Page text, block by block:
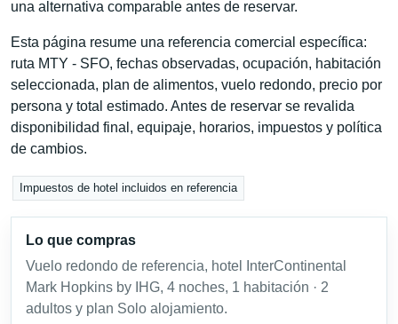
una alternativa comparable antes de reservar.
Esta página resume una referencia comercial específica:
ruta MTY - SFO, fechas observadas, ocupación, habitación
seleccionada, plan de alimentos, vuelo redondo, precio por
persona y total estimado. Antes de reservar se revalida
disponibilidad final, equipaje, horarios, impuestos y política
de cambios.
Impuestos de hotel incluidos en referencia
Lo que compras
Vuelo redondo de referencia, hotel InterContinental
Mark Hopkins by IHG, 4 noches, 1 habitación · 2
adultos y plan Solo alojamiento.